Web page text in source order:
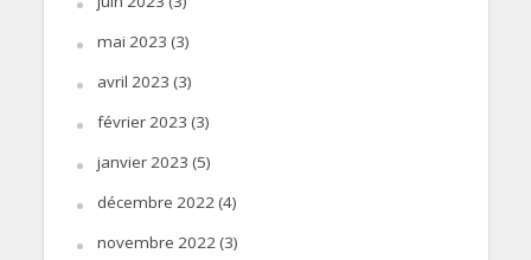
mai 2023 (3)
avril 2023 (3)
février 2023 (3)
janvier 2023 (5)
décembre 2022 (4)
novembre 2022 (3)